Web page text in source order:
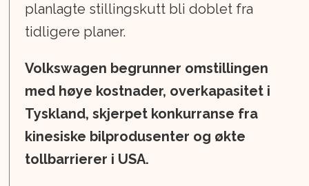
planlagte stillingskutt bli doblet fra
tidligere planer.
Volkswagen begrunner omstillingen
med høye kostnader, overkapasitet i
Tyskland, skjerpet konkurranse fra
kinesiske bilprodusenter og økte
tollbarrierer i USA.